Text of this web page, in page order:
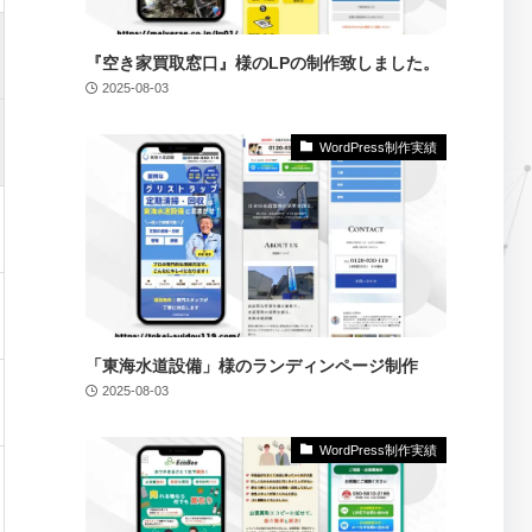
『空き家買取窓口』様のLPの制作致しました。
2025-08-03
WordPress制作実績
「東海水道設備」様のランディンページ制作
2025-08-03
WordPress制作実績